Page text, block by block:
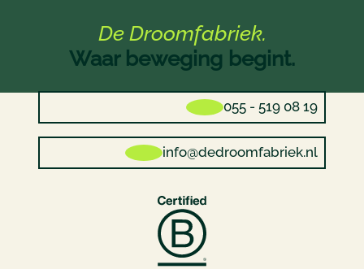
De Droomfabriek.
Waar beweging begint.
055 - 519 08 19
info@dedroomfabriek.nl